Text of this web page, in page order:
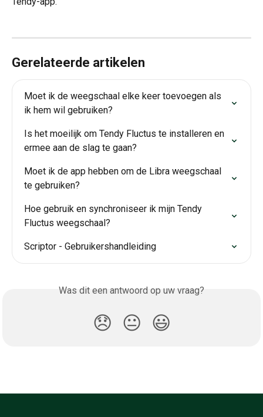
Gerelateerde artikelen
Moet ik de weegschaal elke keer toevoegen als
ik hem wil gebruiken?
Is het moeilijk om Tendy Fluctus te installeren en
ermee aan de slag te gaan?
Moet ik de app hebben om de Libra weegschaal
te gebruiken?
Hoe gebruik en synchroniseer ik mijn Tendy
Fluctus weegschaal?
Scriptor - Gebruikershandleiding
Was dit een antwoord op uw vraag?
😞 😐 😃